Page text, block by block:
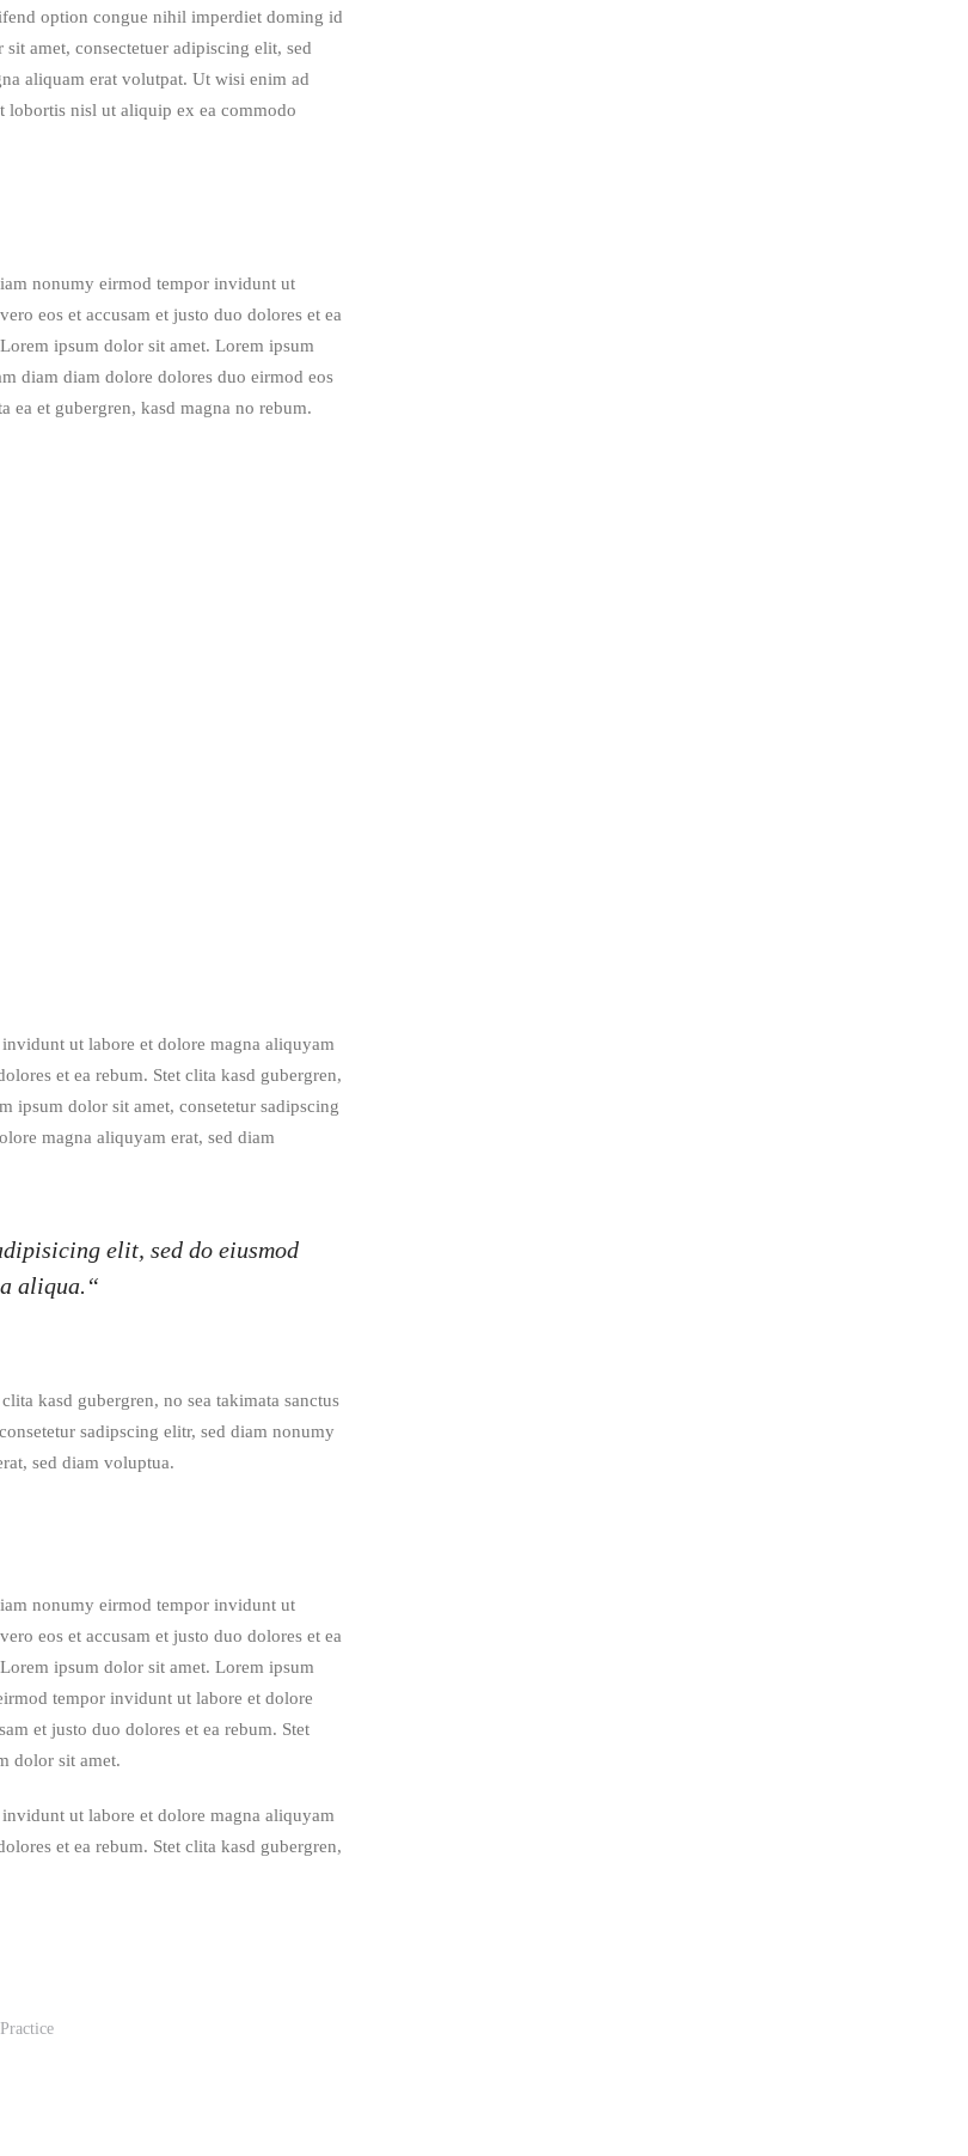
option congue nihil imperdiet doming id
amet, consectetuer adipiscing elit, sed
aliquam erat volutpat. Ut wisi enim ad
nisl ut aliquip ex ea commodo
nonumy eirmod tempor invidunt ut
eos et accusam et justo duo dolores et ea
ipsum dolor sit amet. Lorem ipsum
diam diam dolore dolores duo eirmod eos
ea et gubergren, kasd magna no rebum.
ut labore et dolore magna aliquyam
et ea rebum. Stet clita kasd gubergren,
ipsum dolor sit amet, consetetur sadipscing
magna aliquyam erat, sed diam
elit, sed do eiusmod
aliqua.“
kasd gubergren, no sea takimata sanctus
sadipscing elitr, sed diam nonumy
sed diam voluptua.
nonumy eirmod tempor invidunt ut
eos et accusam et justo duo dolores et ea
ipsum dolor sit amet. Lorem ipsum
tempor invidunt ut labore et dolore
et justo duo dolores et ea rebum. Stet
dolor sit amet.
ut labore et dolore magna aliquyam
et ea rebum. Stet clita kasd gubergren,